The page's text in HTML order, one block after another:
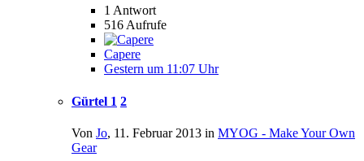
1 Antwort
516Aufrufe
Capere
Gestern um 11:07 Uhr
Gürtel 1 2
Von Jo, 11. Februar 2013 in MYOG - Make Your Own
Gear